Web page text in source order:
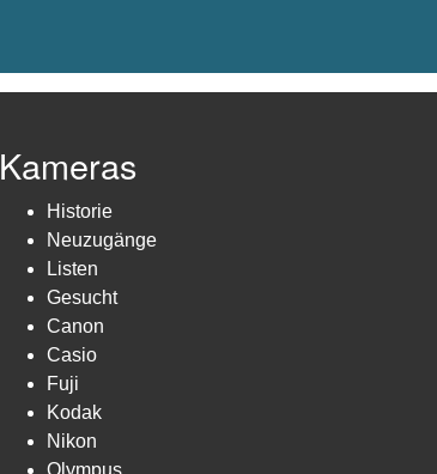
Kameras
Historie
Neuzugänge
Listen
Gesucht
Canon
Casio
Fuji
Kodak
Nikon
Olympus